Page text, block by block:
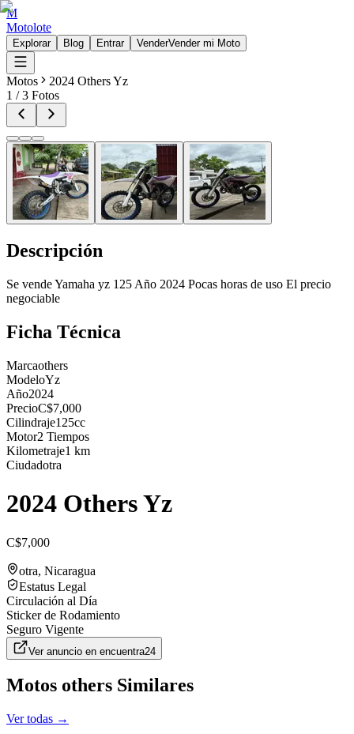
M
Motolote
Explorar Blog Entrar VenderVender mi Moto
Motos
2024 Others Yz
1 /3 Fotos
Descripción
Se vende Yamaha yz 125 Año 2024 Pocas horas de uso El precio
negociable
Ficha Técnica
Marcaothers
ModeloYz
Año2024
PrecioC$7,000
Cilindraje125cc
Motor2 Tiempos
Kilometraje1 km
Ciudadotra
2024 Others Yz
C$7,000
otra, Nicaragua
Estatus Legal
Circulación al Día
Sticker de Rodamiento
Seguro Vigente
Ver anuncio en encuentra24
Motos others Similares
Ver todas →